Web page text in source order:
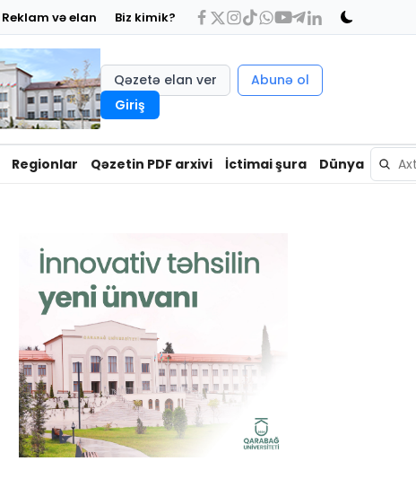
Reklam və elan Biz kimik?
Qəzetə elan ver
Abunə ol
Giriş
Regionlar Qəzetin PDF arxivi İctimai şura Dünya